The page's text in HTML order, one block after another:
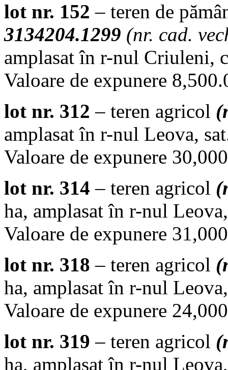
lot nr. 152 – teren de
3134204.1299 (nr. cad.
amplasat în r-nul Criuleni,
Valoare de expunere
lot nr. 312 – teren agricol
amplasat în r-nul Leova,
Valoare de expunere
lot nr. 314 – teren agricol
ha, amplasat în r-nul
Valoare de expunere
lot nr. 318 – teren agricol
ha, amplasat în r-nul
Valoare de expunere
lot nr. 319 – teren agricol
ha, amplasat în r-nul